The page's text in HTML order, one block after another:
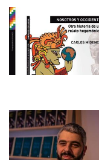
Imagen
Imagen